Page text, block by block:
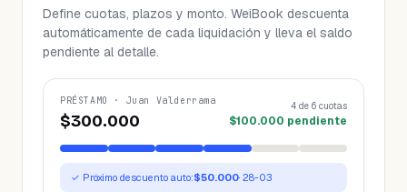
Define cuotas, plazos y monto. WeiBook descuenta
automáticamente de cada liquidación y lleva el saldo
pendiente al detalle.
PRÉSTAMO · Juan Valderrama
$300.000
4 de 6 cuotas
$100.000 pendiente
✓ Próximo descuento auto:$50.000· 28-03